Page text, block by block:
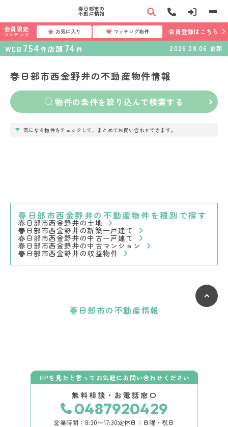
春日部市の
不動産情報
会員限定
コンテンツ お気に入り マッチング物件 会員登録はこちら
WEB 754 件店頭 74 件 2026.08.06 更新
春日部市西金野井の不動産物件情報
物件の条件を絞り込んで検索する
気になる物件をチェックして、まとめてお問い合わせできます。
春日部市西金野井の不動産物件を種別で探す
春日部市西金野井の土地
春日部市西金野井の新築一戸建て
春日部市西金野井の中古一戸建て
春日部市西金野井の中古マンション
春日部市西金野井の収益物件
春日部市の不動産情報
HPを見たと言ってお気軽にお問い合わせください
無料相談・お電話窓口
0487920429
営業時間：8:30〜17:30定休日：日曜・祝日